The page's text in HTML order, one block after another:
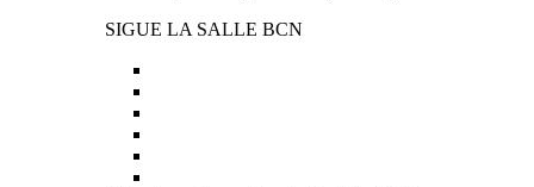
SIGUE LA SALLE BCN